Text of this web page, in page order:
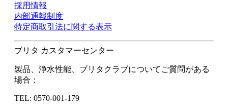
採用情報
内部通報制度
特定商取引法に関する表示
ブリタ カスタマーセンター
製品、浄水性能、ブリタクラブについてご質問がある
場合：
TEL: 0570-001-179